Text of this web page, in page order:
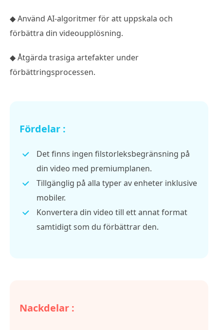
◆ Använd AI-algoritmer för att uppskala och
förbättra din videoupplösning.
◆ Åtgärda trasiga artefakter under
förbättringsprocessen.
Fördelar :
Det finns ingen filstorleksbegränsning på
din video med premiumplanen.
Tillgänglig på alla typer av enheter inklusive
mobiler.
Konvertera din video till ett annat format
samtidigt som du förbättrar den.
Nackdelar :